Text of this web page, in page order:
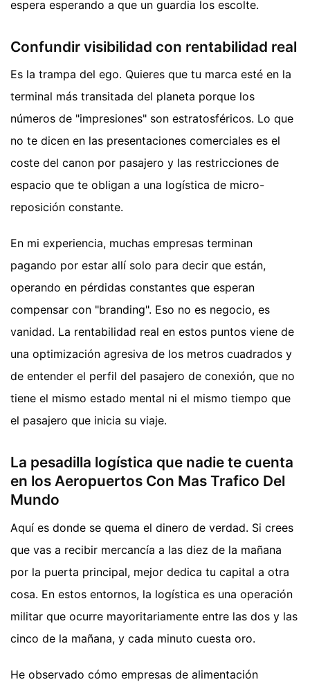
espera esperando a que un guardia los escolte.
Confundir visibilidad con rentabilidad real
Es la trampa del ego. Quieres que tu marca esté en la
terminal más transitada del planeta porque los
números de "impresiones" son estratosféricos. Lo que
no te dicen en las presentaciones comerciales es el
coste del canon por pasajero y las restricciones de
espacio que te obligan a una logística de micro-
reposición constante.
En mi experiencia, muchas empresas terminan
pagando por estar allí solo para decir que están,
operando en pérdidas constantes que esperan
compensar con "branding". Eso no es negocio, es
vanidad. La rentabilidad real en estos puntos viene de
una optimización agresiva de los metros cuadrados y
de entender el perfil del pasajero de conexión, que no
tiene el mismo estado mental ni el mismo tiempo que
el pasajero que inicia su viaje.
La pesadilla logística que nadie te cuenta
en los Aeropuertos Con Mas Trafico Del
Mundo
Aquí es donde se quema el dinero de verdad. Si crees
que vas a recibir mercancía a las diez de la mañana
por la puerta principal, mejor dedica tu capital a otra
cosa. En estos entornos, la logística es una operación
militar que ocurre mayoritariamente entre las dos y las
cinco de la mañana, y cada minuto cuesta oro.
He observado cómo empresas de alimentación